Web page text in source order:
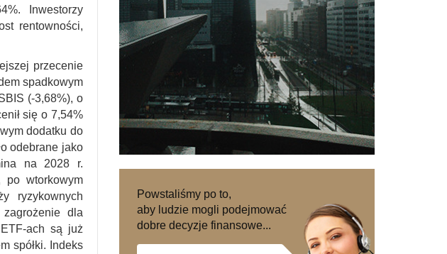
Inwestorzy
rentowności,
przecenie
spadkowym
(-3,68%), o
się o 7,54%
dodatku do
odebrane jako
na 2028 r.
po wtorkowym
ryzykownych
dla
ach są już
spółki. Indeks
Powstaliśmy po to,
aby ludzie mogli podejmować
dobre decyzje finansowe...